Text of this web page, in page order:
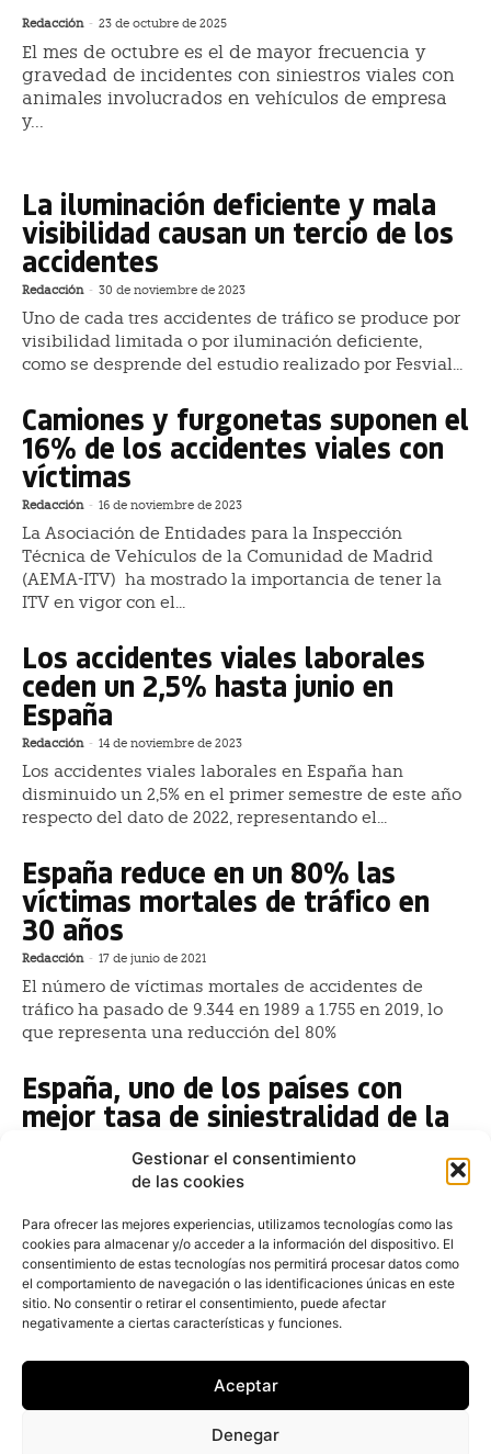
Gestionar el consentimiento
de las cookies
Para ofrecer las mejores experiencias, utilizamos tecnologías como las
cookies para almacenar y/o acceder a la información del dispositivo. El
consentimiento de estas tecnologías nos permitirá procesar datos como
el comportamiento de navegación o las identificaciones únicas en este
sitio. No consentir o retirar el consentimiento, puede afectar
negativamente a ciertas características y funciones.
Aceptar
Denegar
Redacción - 23 de octubre de 2025
El mes de octubre es el de mayor frecuencia y
gravedad de incidentes con siniestros viales con
animales involucrados en vehículos de empresa
y...
La iluminación deficiente y mala
visibilidad causan un tercio de los
accidentes
Redacción - 30 de noviembre de 2023
Uno de cada tres accidentes de tráfico se produce por
visibilidad limitada o por iluminación deficiente,
como se desprende del estudio realizado por Fesvial...
Camiones y furgonetas suponen el
16% de los accidentes viales con
víctimas
Redacción - 16 de noviembre de 2023
La Asociación de Entidades para la Inspección
Técnica de Vehículos de la Comunidad de Madrid
(AEMA-ITV) ha mostrado la importancia de tener la
ITV en vigor con el...
Los accidentes viales laborales
ceden un 2,5% hasta junio en
España
Redacción - 14 de noviembre de 2023
Los accidentes viales laborales en España han
disminuido un 2,5% en el primer semestre de este año
respecto del dato de 2022, representando el...
España reduce en un 80% las
víctimas mortales de tráfico en
30 años
Redacción - 17 de junio de 2021
El número de víctimas mortales de accidentes de
tráfico ha pasado de 9.344 en 1989 a 1.755 en 2019, lo
que representa una reducción del 80%
España, uno de los países con
mejor tasa de siniestralidad de la
22 de abril de 2021
sitúa como el cuarto país de la Unión Europea (UE) con
mejor tasa de siniestralidad
Cambia el criterio en la medición
de siniestros de automóvil ¿Por
fin un nuevo baremo?
10 de agosto de 2015
Las empresas de renting creen que el futurible
baremo que medirá las indemnizaciones por siniestro